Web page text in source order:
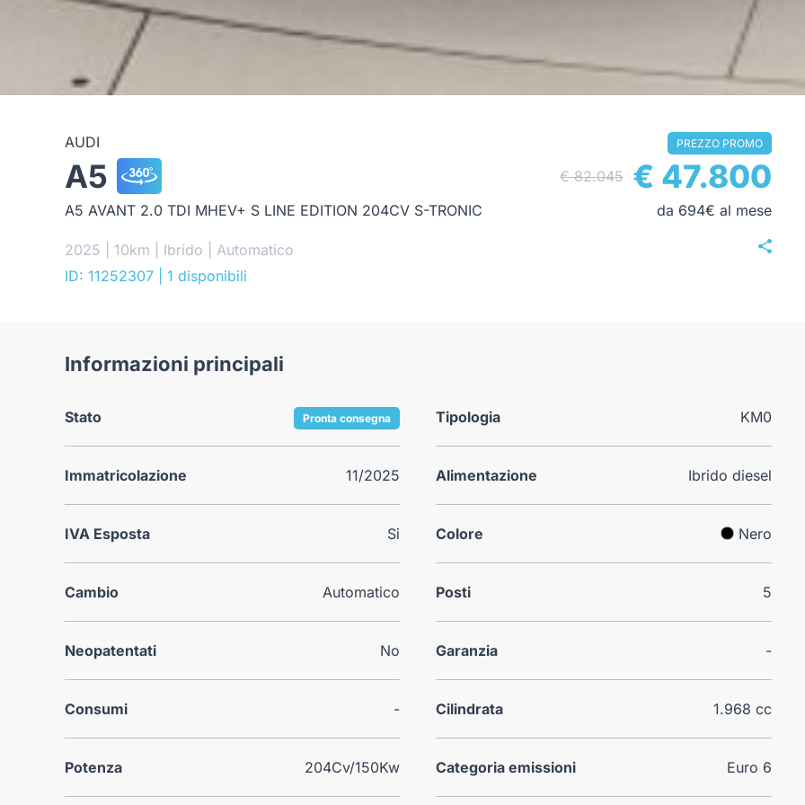
AUDI
A5
A5 AVANT 2.0 TDI MHEV+ S LINE EDITION 204CV S-TRONIC
2025 | 10km | Ibrido | Automatico
ID: 11252307
| 1 disponibili
PREZZO PROMO
€ 82.045 € 47.800
da 694€ al mese
Informazioni principali
Stato Pronta consegna Tipologia KM0
Immatricolazione 11/2025 Alimentazione Ibrido diesel
IVA Esposta Si Colore Nero
Cambio Automatico Posti 5
Neopatentati No Garanzia -
Consumi - Cilindrata 1.968 cc
Potenza 204Cv/150Kw Categoria emissioni Euro 6